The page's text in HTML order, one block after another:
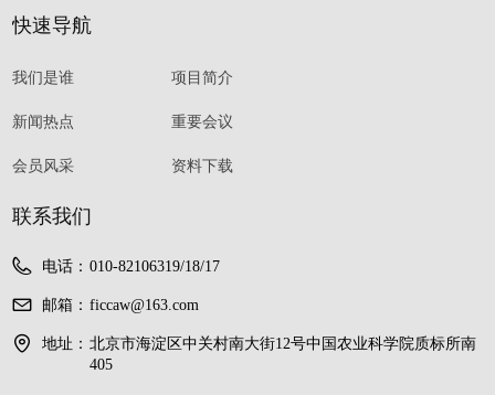
电话： 010-82106319/18/17
邮箱： ficcaw@163.com
地址： 北京市海淀区中关村南大街12号中国农业科学院质标所南
405
联系我们
快速导航
我们是谁
新闻热点
会员风采
项目简介
重要会议
资料下载